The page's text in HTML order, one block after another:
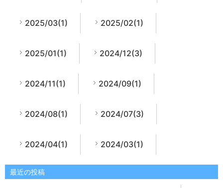
2025/03(1) 2025/02(1)
2025/01(1) 2024/12(3)
2024/11(1) 2024/09(1)
2024/08(1) 2024/07(3)
2024/04(1) 2024/03(1)
最近の投稿